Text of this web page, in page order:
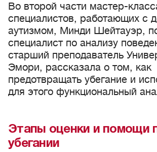
Во второй части мастер-
специалистов, работающих с
аутизмом, Минди Шейтауэр,
специалист по анализу
старший преподаватель
Эмори, рассказала о том, как
предотвращать убегание и
для этого функциональный
Этапы оценки и помощи
убегании